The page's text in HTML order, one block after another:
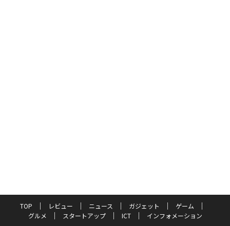
TOP レビュー ニュース ガジェット
ゲーム
グルメ
スタートアップ ICT インフォメーション